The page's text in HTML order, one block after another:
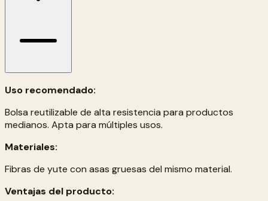
Uso recomendado:
Bolsa reutilizable de alta resistencia para productos
medianos. Apta para múltiples usos.
Materiales:
Fibras de yute con asas gruesas del mismo material.
Ventajas del producto: